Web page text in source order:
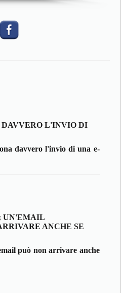
L'INVIO DI
davvero l'invio di una e-
UN'EMAIL
ANCHE SE
può non arrivare anche